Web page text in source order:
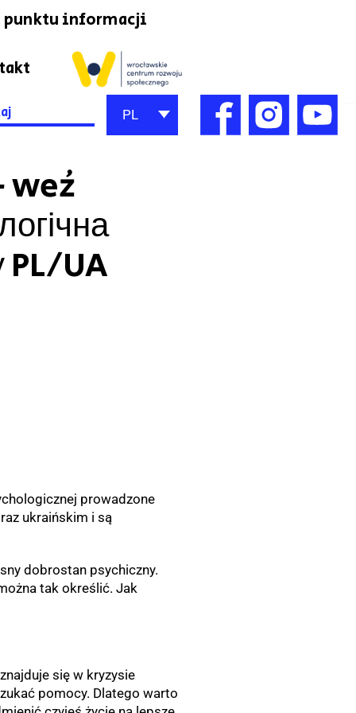
punktu informacji
PL
weź
PL/UA
prowadzone
ukraińskim i są
dobrostan psychiczny.
tak określić. Jak
się w kryzysie
pomocy. Dlatego warto